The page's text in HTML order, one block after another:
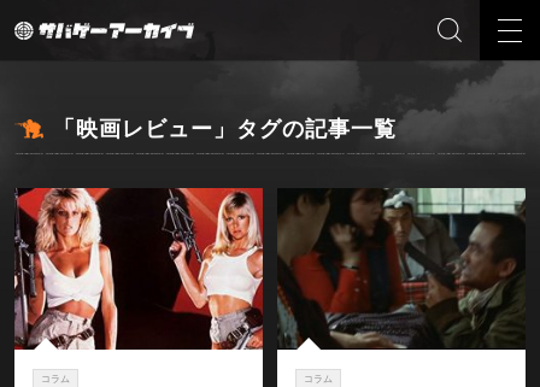
「映画レビュー」タグの記事一覧
コラム コラム